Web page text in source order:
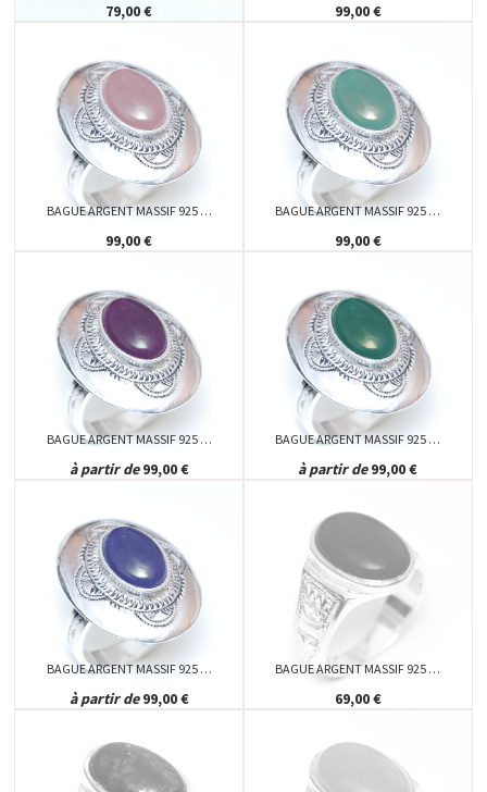
79,00 € 99,00 €
BAGUE ARGENT MASSIF 925 …
99,00 €
BAGUE ARGENT MASSIF 925 …
99,00 €
BAGUE ARGENT MASSIF 925 …
à partir de 99,00 €
BAGUE ARGENT MASSIF 925 …
à partir de 99,00 €
BAGUE ARGENT MASSIF 925 …
à partir de 99,00 €
BAGUE ARGENT MASSIF 925 …
69,00 €